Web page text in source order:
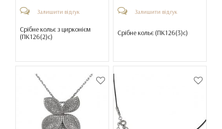
Залишити відгук
Срібне кольє з цирконієм
(ПК126(2)с)
Залишити відгук
Срібне кольє (ПК126(3)с)